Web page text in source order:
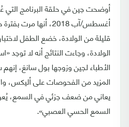
أغسطس/آب 2018، أنها
قليلة من الولادة، خضع الطفل
الولادة، وجاءت النتائج أنه لا توجد
الأطباء لجين وزوجها بول سانغ،
المزيد من الفحوصات على أليكس،
يعاني من ضعف جزئي في السمع،
السمع الحسي العصبي».